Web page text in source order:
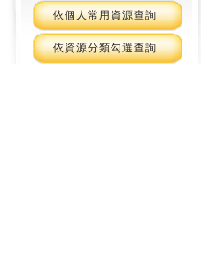
依個人常用資源查詢
依資源分類勾選查詢